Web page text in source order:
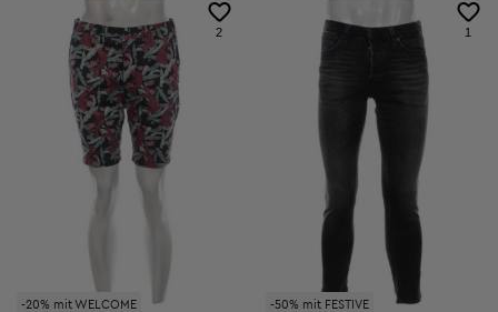
-20% mit WELCOME
2
-50% mit FESTIVE
1